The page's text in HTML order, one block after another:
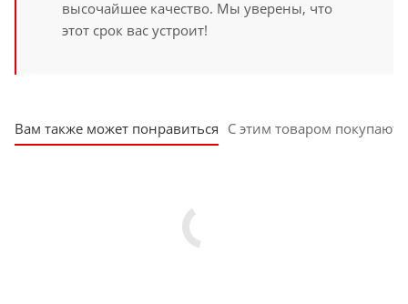
высочайшее качество. Мы уверены, что
этот срок вас устроит!
Вам также может понравиться С этим товаром покупают